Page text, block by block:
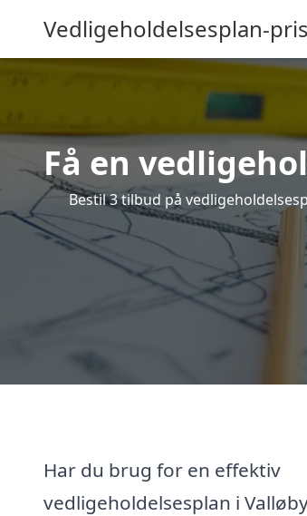
Vedligeholdelsesplan-
Få en
Bestil 3 tilbud på
Har du brug for en effektiv
vedligeholdelsesplan i